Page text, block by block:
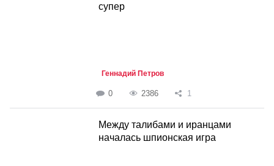
супер
Геннадий Петров
0 2386 1
Между талибами и иранцами
началась шпионская игра